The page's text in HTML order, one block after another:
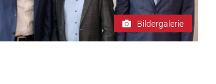
Bildergalerie